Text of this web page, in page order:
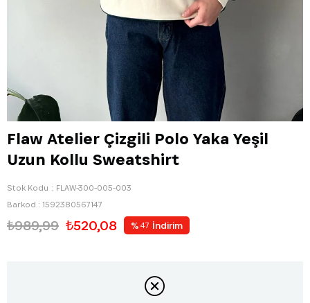
Flaw Atelier Çizgili Polo Yaka Yeşil
Uzun Kollu Sweatshirt
Stok Kodu
FLAW-300-005-003
Barkod : 1592380567147
₺989,99 ₺520,08 % 47 İndirim